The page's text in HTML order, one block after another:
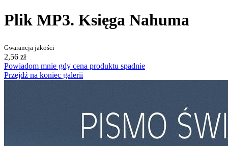
Plik MP3. Księga Nahuma
Gwarancja jakości
2,56 zł
Powiadom mnie gdy cena produktu spadnie
Przejdź na koniec galerii